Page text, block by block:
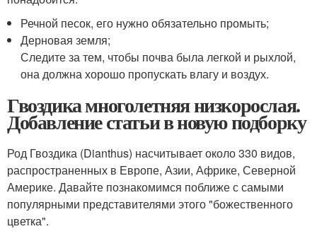
Речной песок, его нужно обязательно промыть;
Дерновая земля;
Следите за тем, чтобы почва была легкой и рыхлой,
она должна хорошо пропускать влагу и воздух.
Гвоздика многолетняя низкорослая.
Добавление статьи в новую подборку
Род Гвоздика (Dianthus) насчитывает около 330 видов,
распространенных в Европе, Азии, Африке, Северной
Америке. Давайте познакомимся поближе с самыми
популярными представителями этого "божественного
цветка".